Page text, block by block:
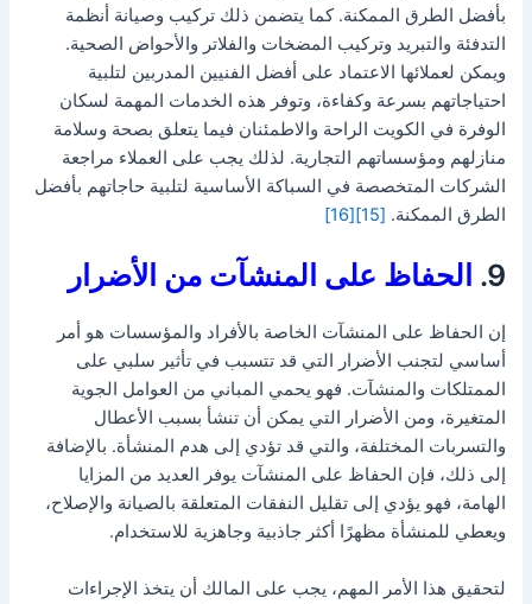
بأفضل الطرق الممكنة. كما يتضمن ذلك تركيب وصيانة أنظمة
التدفئة والتبريد وتركيب المضخات والفلاتر والأحواض الصحية.
ويمكن لعملائها الاعتماد على أفضل الفنيين المدربين لتلبية
احتياجاتهم بسرعة وكفاءة، وتوفر هذه الخدمات المهمة لسكان
الوفرة في الكويت الراحة والاطمئنان فيما يتعلق بصحة وسلامة
منازلهم ومؤسساتهم التجارية. لذلك يجب على العملاء مراجعة
الشركات المتخصصة في السباكة الأساسية لتلبية حاجاتهم بأفضل
الطرق الممكنة. [15]
[16]
9. الحفاظ على المنشآت من الأضرار
إن الحفاظ على المنشآت الخاصة بالأفراد والمؤسسات هو أمر
أساسي لتجنب الأضرار التي قد تتسبب في تأثير سلبي على
الممتلكات والمنشآت. فهو يحمي المباني من العوامل الجوية
المتغيرة، ومن الأضرار التي يمكن أن تنشأ بسبب الأعطال
والتسربات المختلفة، والتي قد تؤدي إلى هدم المنشأة. بالإضافة
إلى ذلك، فإن الحفاظ على المنشآت يوفر العديد من المزايا
الهامة، فهو يؤدي إلى تقليل النفقات المتعلقة بالصيانة والإصلاح،
ويعطي للمنشأة مظهرًا أكثر جاذبية وجاهزية للاستخدام.
لتحقيق هذا الأمر المهم، يجب على المالك أن يتخذ الإجراءات